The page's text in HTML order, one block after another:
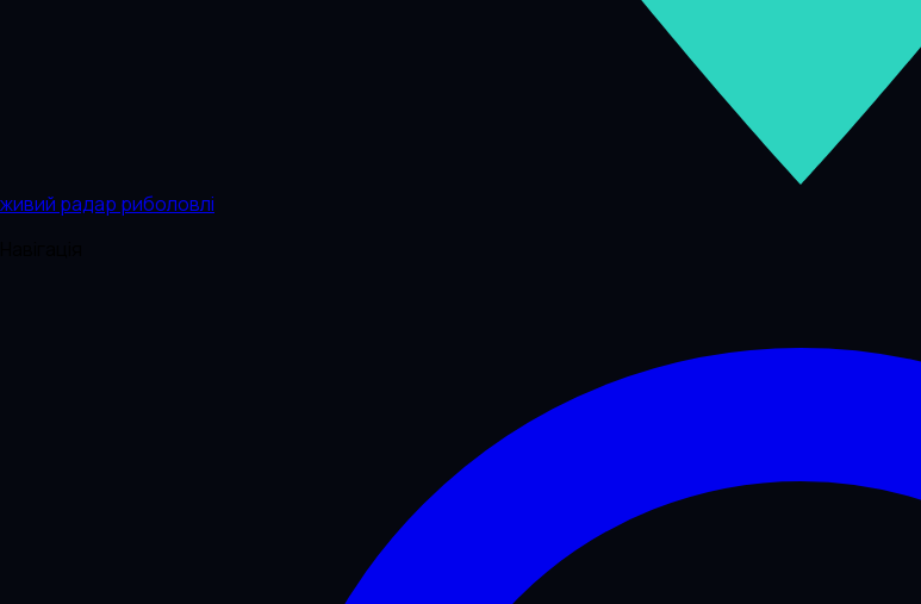
живий радар риболовлі